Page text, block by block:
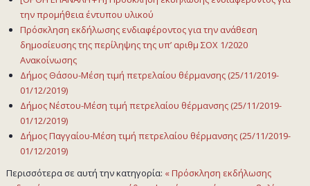
την προμήθεια έντυπου υλικού
Πρόσκληση εκδήλωσης ενδιαφέροντος για την ανάθεση
δημοσίευσης της περίληψης της υπ’ αριθμ ΣΟΧ 1/2020
Ανακοίνωσης
Δήμος Θάσου-Μέση τιμή πετρελαίου θέρμανσης (25/11/2019-
01/12/2019)
Δήμος Νέστου-Μέση τιμή πετρελαίου θέρμανσης (25/11/2019-
01/12/2019)
Δήμος Παγγαίου-Μέση τιμή πετρελαίου θέρμανσης (25/11/2019-
01/12/2019)
Περισσότερα σε αυτή την κατηγορία: « Πρόσκληση εκδήλωσης